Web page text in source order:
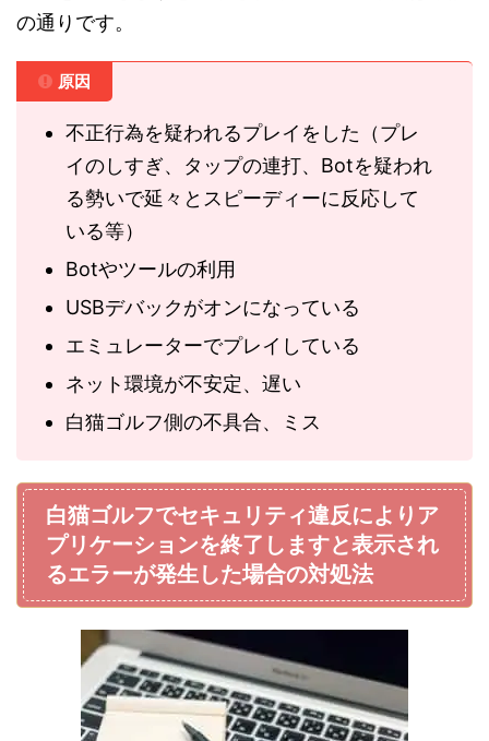
の通りです。
原因
不正行為を疑われるプレイをした（プレ
イのしすぎ、タップの連打、Botを疑われ
る勢いで延々とスピーディーに反応して
いる等）
Botやツールの利用
USBデバックがオンになっている
エミュレーターでプレイしている
ネット環境が不安定、遅い
白猫ゴルフ側の不具合、ミス
白猫ゴルフでセキュリティ違反によりア
プリケーションを終了しますと表示され
るエラーが発生した場合の対処法